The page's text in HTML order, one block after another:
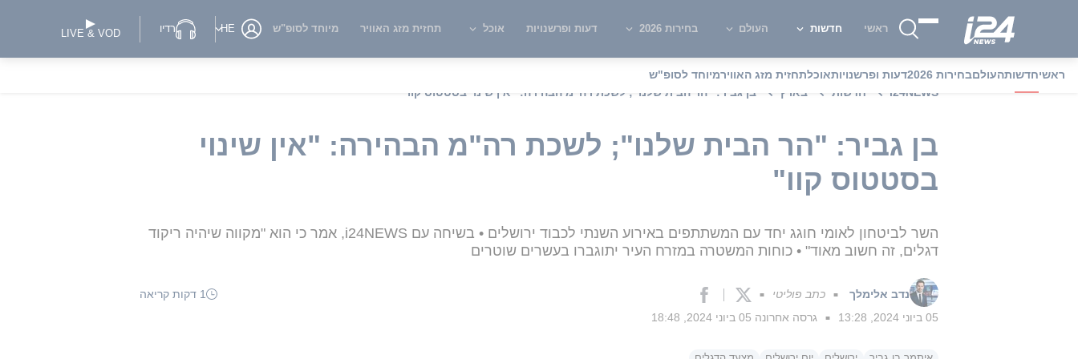
ראשי חדשות העולם בחירות 2026 דעות ופרשנויות אוכל תחזית מזג האוויר מיוחד לסופ"ש HE רדיו LIVE & VOD
ראשיחדשותהעולםבחירות 2026 דעות ופרשנויותאוכלתחזית מזג האווירמיוחד לסופ"ש
i24NEWS
חדשות בארץ בן גביר: "הר הבית שלנו"; לשכת רה"מ הבהירה: "אין שינוי בסטטוס קוו"
בן גביר: "הר הבית שלנו"; לשכת רה"מ הבהירה: "אין שינוי
בסטטוס קוו"
השר לביטחון לאומי חוגג יחד עם המשתתפים באירוע השנתי לכבוד ירושלים • בשיחה עם i24NEWS, אמר כי הוא "מקווה שיהיה ריקוד
דגלים, זה חשוב מאוד" • כוחות המשטרה במזרח העיר יתוגברו בעשרים שוטרים
נדב אלימלך ■ כתב פוליטי ■
1 דקות קריאה
05 ביוני 2024, 13:28
■ גרסה אחרונה 05 ביוני 2024, 18:48